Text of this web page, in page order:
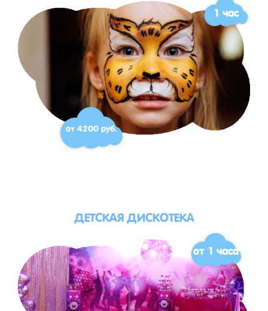
1 час
от 4200 руб.
ДЕТСКАЯ ДИСКОТЕКА
от 1 часа